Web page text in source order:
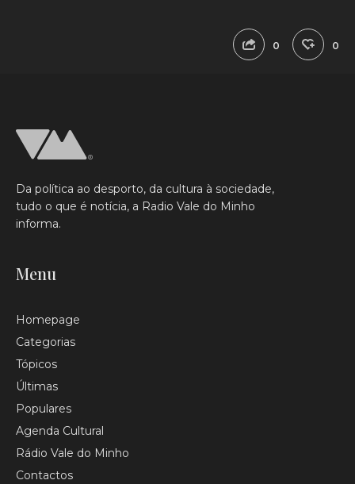
0 0
Da política ao desporto, da cultura à sociedade,
tudo o que é notícia, a Radio Vale do Minho
informa.
Menu
Homepage
Categorias
Tópicos
Últimas
Populares
Agenda Cultural
Rádio Vale do Minho
Contactos